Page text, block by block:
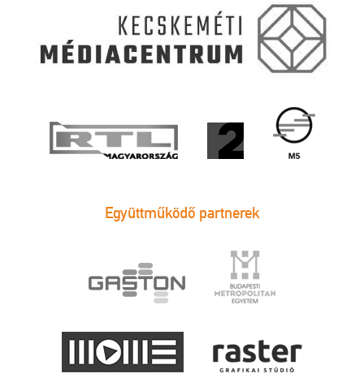
Együttműködő partnerek